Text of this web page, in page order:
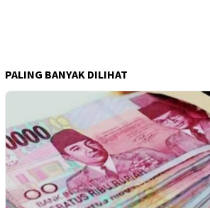
PALING BANYAK DILIHAT